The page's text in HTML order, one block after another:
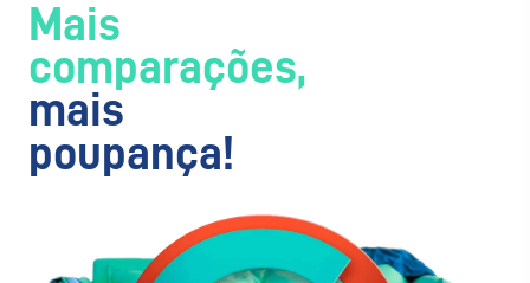
Mais
comparações,
mais
poupança!